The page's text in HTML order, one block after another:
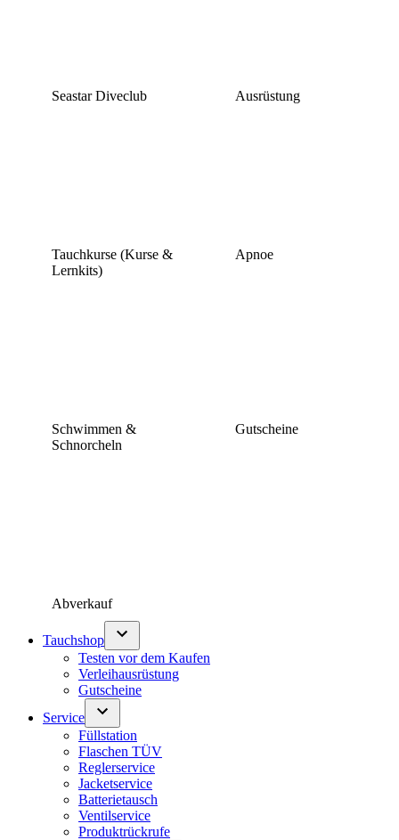
Seastar Diveclub Ausrüstung
Tauchkurse (Kurse &
Lernkits)
Apnoe
Schwimmen &
Schnorcheln
Gutscheine
Abverkauf
Tauchshop
Testen vor dem Kaufen
Verleihausrüstung
Gutscheine
Service
Füllstation
Flaschen TÜV
Reglerservice
Jacketservice
Batterietausch
Ventilservice
Produktrückrufe